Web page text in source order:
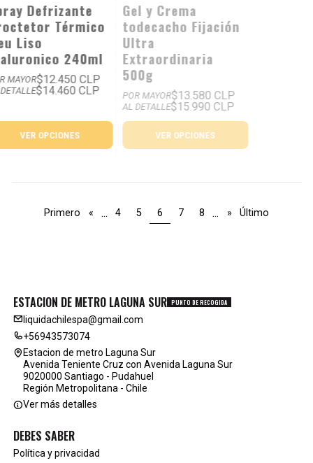
Spray Defrizante
Proctetor Térmico
Meu Liso
Hialuronico 240ml
POR MAYOR$12.450 CLP
AL DETALLE$14.460 CLP
VER OPCIONES
Gel y Crema
todecacho Fijación
Extraordinaria
POR MAYOR$13.580 CLP
AL DETALLE$15.990 CLP
VER OPCIONES
Primero « ... 4 5 6 7 8 ... » Último
ESTACION DE METRO LAGUNA SUR PUNTO DE RECOGIDA
liquidachilespa@gmail.com
+56943573074
Estacion de metro Laguna Sur
Avenida Teniente Cruz con Avenida Laguna Sur
9020000 Santiago - Pudahuel
Región Metropolitana - Chile
Ver más detalles
DEBES SABER
Política y privacidad